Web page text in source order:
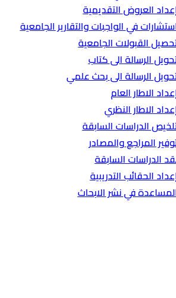
العروض التقديمية
في الواجبات والتقارير الجامعية
القبولات الجامعية
الرسالة الى كتاب
الرسالة الى بحث علمي
الاطار العام
الاطار النظري
الدراسات السابقة
المراجع والمصادر
الدراسات السابقة
الحقائب التدريبية
في نشر الابحاث